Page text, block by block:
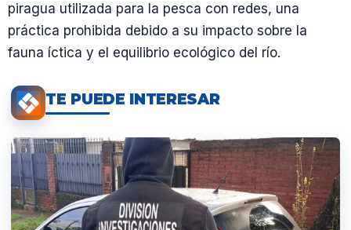
piragua utilizada para la pesca con redes, una
práctica prohibida debido a su impacto sobre la
fauna íctica y el equilibrio ecológico del río.
TE PUEDE INTERESAR